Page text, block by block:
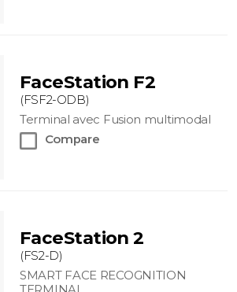
FaceStation F2
(FSF2-ODB)
Terminal avec Fusion multimodal
Compare
FaceStation 2
(FS2-D)
SMART FACE RECOGNITION